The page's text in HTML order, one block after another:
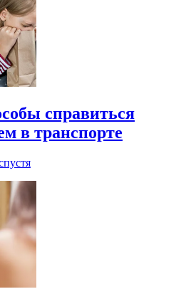
справиться
в транспорте